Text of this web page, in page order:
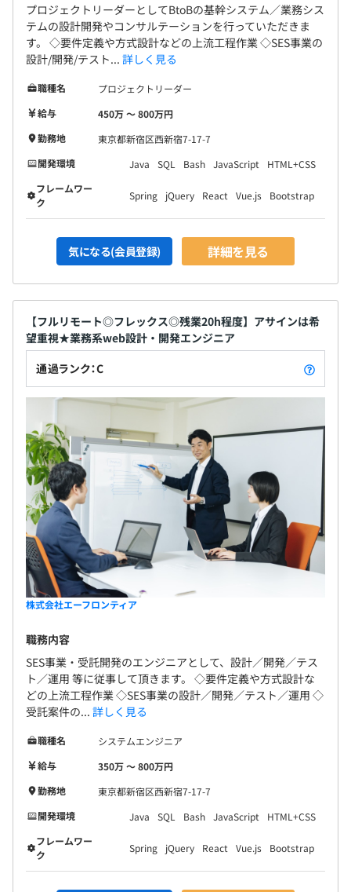
プロジェクトリーダーとしてBtoBの基幹システム／業務シス
テムの設計開発やコンサルテーションを行っていただきま
す。 ◇要件定義や方式設計などの上流工程作業 ◇SES事業の
設計/開発/テスト... 詳しく見る
職種名
プロジェクトリーダー
給与
450万 〜 800万円
勤務地
東京都新宿区西新宿7-17-7
開発環境
Java SQL Bash JavaScript
HTML+CSS
フレームワー
ク
Spring jQuery React Vue.js Bootstrap
気になる(会員登録) 詳細を見る
【フルリモート◎フレックス◎残業20h程度】アサインは希
望重視★業務系web設計・開発エンジニア
通過ランク：C
株式会社エーフロンティア
職務内容
SES事業・受託開発のエンジニアとして、設計／開発／テス
ト／運用 等に従事して頂きます。 ◇要件定義や方式設計な
どの上流工程作業 ◇SES事業の設計／開発／テスト／運用 ◇
受託案件の... 詳しく見る
職種名
システムエンジニア
給与
350万 〜 800万円
勤務地
東京都新宿区西新宿7-17-7
開発環境
Java SQL Bash JavaScript
HTML+CSS
フレームワー
ク
Spring jQuery React Vue.js Bootstrap